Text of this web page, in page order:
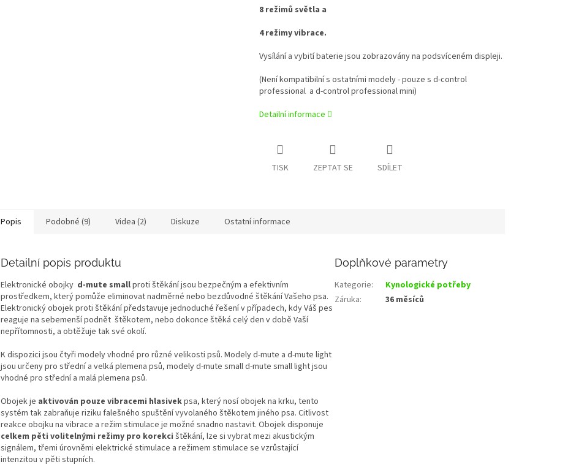
8 režimů světla a
4 režimy vibrace.
Vysílání a vybití baterie jsou zobrazovány na podsvíceném displeji.
(Není kompatibilní s ostatními modely - pouze s d-control
professional a d-control professional mini)
Detailní informace
TISK ZEPTAT SE SDÍLET
Popis Podobné (9) Videa (2) Diskuze Ostatní informace
Detailní popis produktu
Elektronické obojky d-mute smallproti štěkání jsou bezpečným a efektivním
prostředkem, který pomůže eliminovat nadměrné nebo bezdůvodné štěkání Vašeho psa.
Elektronický obojek proti štěkání představuje jednoduché řešení v případech, kdy Váš pes
reaguje na sebemenší podnět štěkotem, nebo dokonce štěká celý den v době Vaší
nepřítomnosti, a obtěžuje tak své okolí.
K dispozici jsou čtyři modely vhodné pro různé velikosti psů. Modely d-mute a d-mute light
jsou určeny pro střední a velká plemena psů, modely d-mute small d-mute small light jsou
vhodné pro střední a malá plemena psů.
Obojek je aktivován pouze vibracemi hlasivekpsa, který nosí obojek na krku, tento
systém tak zabraňuje riziku falešného spuštění vyvolaného štěkotem jiného psa. Citlivost
reakce obojku na vibrace a režim stimulace je možné snadno nastavit. Obojek disponuje
celkem pěti volitelnými režimy pro korekci štěkání, lze si vybrat mezi akustickým
signálem, třemi úrovněmi elektrické stimulace a režimem stimulace se vzrůstající
intenzitou v pěti stupních.
Doplňkové parametry
Kategorie:
Kynologické potřeby
Záruka: 36 měsíců